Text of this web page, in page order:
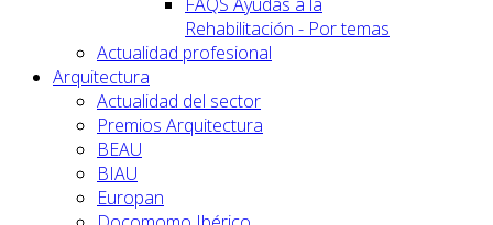
Rehabilitación - Por temas
Actualidad profesional
Arquitectura
Actualidad del sector
Premios Arquitectura
BEAU
BIAU
Europan